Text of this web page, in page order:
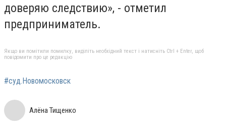
доверяю следствию», - отметил
предприниматель.
Якщо ви помітили помилку, виділіть необхідний текст і натисніть Ctrl + Enter, щоб
повідомити про це редакцію
#суд.Новомосковск
Алёна Тищенко